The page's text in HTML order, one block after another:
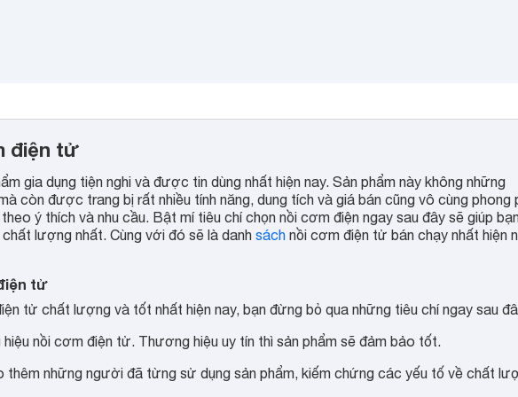
điện tử
gia dụng tiện nghi và được tin dùng nhất hiện nay. Sản phẩm này không những
còn được trang bị rất nhiều tính năng, dung tích và giá bán cũng vô cùng phong
ý thích và nhu cầu. Bật mí tiêu chí chọn nồi cơm điện ngay sau đây sẽ giúp
lượng nhất. Cùng với đó sẽ là danh sách nồi cơm điện tử bán chạy nhất hiện
tử
tử chất lượng và tốt nhất hiện nay, bạn đừng bỏ qua những tiêu chí ngay sau
nồi cơm điện tử. Thương hiệu uy tín thì sản phẩm sẽ đảm bảo tốt.
thêm những người đã từng sử dụng sản phẩm, kiếm chứng các yếu tố về chất